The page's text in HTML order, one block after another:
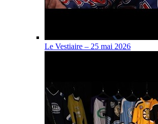
Le Vestiaire – 25 mai 2026